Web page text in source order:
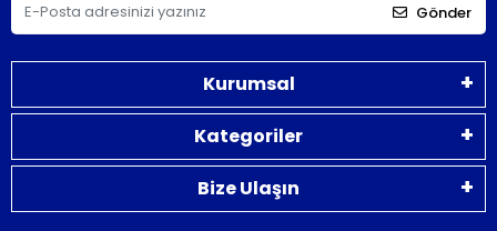
Gönder
Kurumsal
Kategoriler
Bize Ulaşın